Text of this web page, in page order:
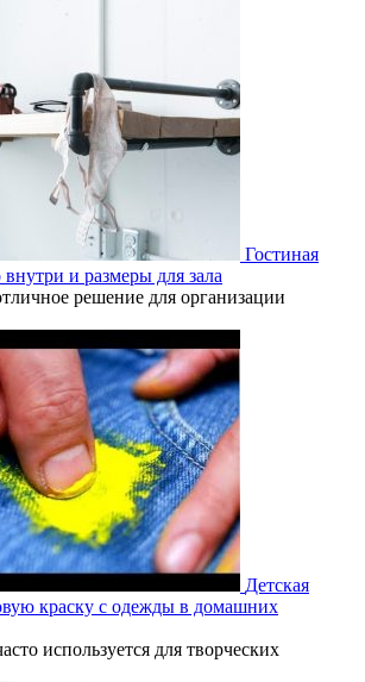
Гостиная
и размеры для зала
решение для организации
Детская
краску с одежды в домашних
используется для творческих